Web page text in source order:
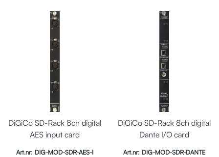
DiGiCo SD-Rack 8ch digital
AES input card
Art.nr: DIG-MOD-SDR-AES-I
DiGiCo SD-Rack 8ch digital
Dante I/O card
Art.nr: DIG-MOD-SDR-DANTE